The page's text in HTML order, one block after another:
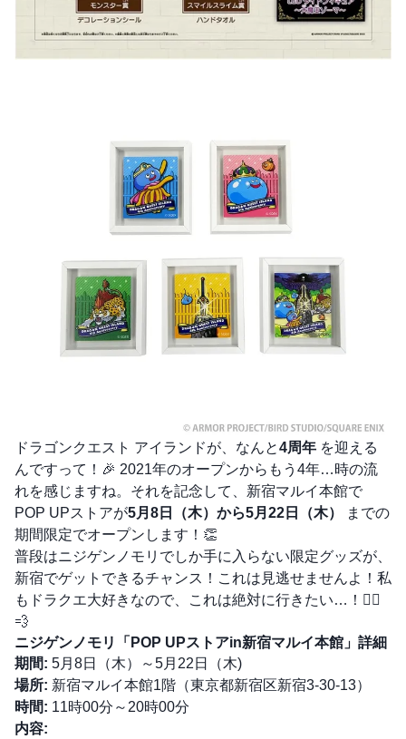
ドラゴンクエスト アイランドが、なんと4周年 を迎える
んですって！🎉 2021年のオープンからもう4年…時の流
れを感じますね。それを記念して、新宿マルイ本館で
POP UPストアが5月8日（木）から5月22日（木）
までの
期間限定でオープンします！👏
普段はニジゲンノモリでしか手に入らない限定グッズが、
新宿でゲットできるチャンス！これは見逃せませんよ！私
もドラクエ大好きなので、これは絶対に行きたい…！🏃‍♀️
💨
ニジゲンノモリ「POP UPストアin新宿マルイ本館」詳細
期間: 5月8日（木）～5月22日（木)
場所: 新宿マルイ本館1階（東京都新宿区新宿3-30-13）
時間: 11時00分～20時00分
内容: